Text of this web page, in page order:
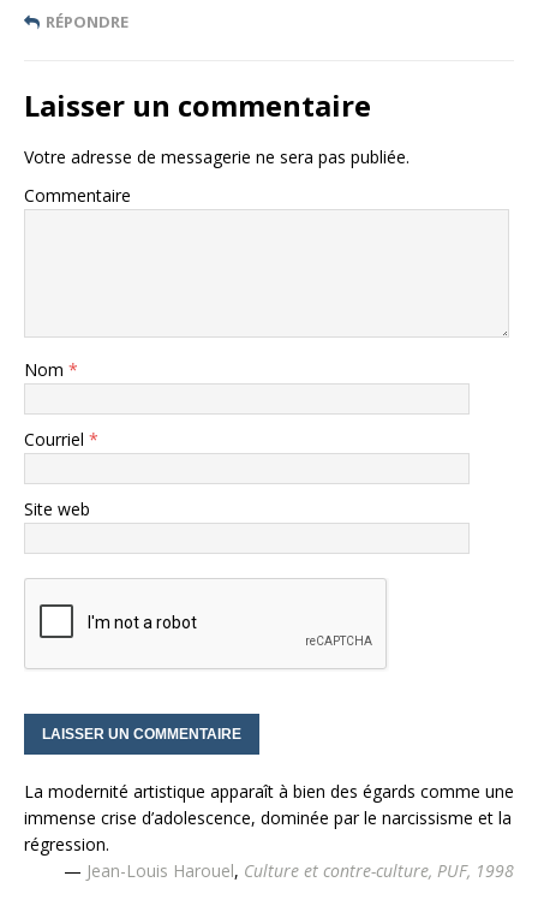
RÉPONDRE
Laisser un commentaire
Votre adresse de messagerie ne sera pas publiée.
Commentaire
Nom *
Courriel *
Site web
La modernité artistique apparaît à bien des égards comme une
immense crise d’adolescence, dominée par le narcissisme et la
régression.
— Jean-Louis Harouel, Culture et contre-culture, PUF, 1998